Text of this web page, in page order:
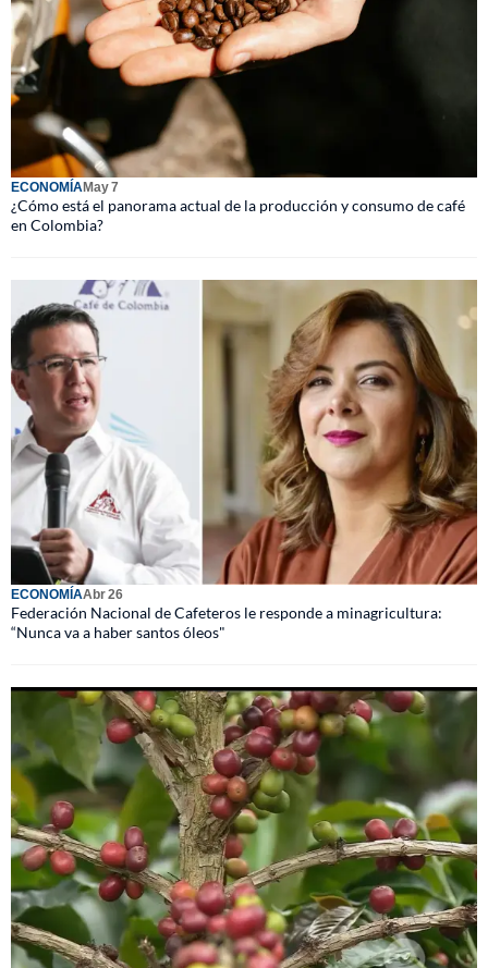
ECONOMÍAMay 7
¿Cómo está el panorama actual de la producción y consumo de café
en Colombia?
ECONOMÍAAbr 26
Federación Nacional de Cafeteros le responde a minagricultura:
“Nunca va a haber santos óleos"